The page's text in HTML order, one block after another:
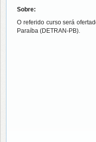
Sobre:
O referido curso será
Paraíba (DETRAN-PB).